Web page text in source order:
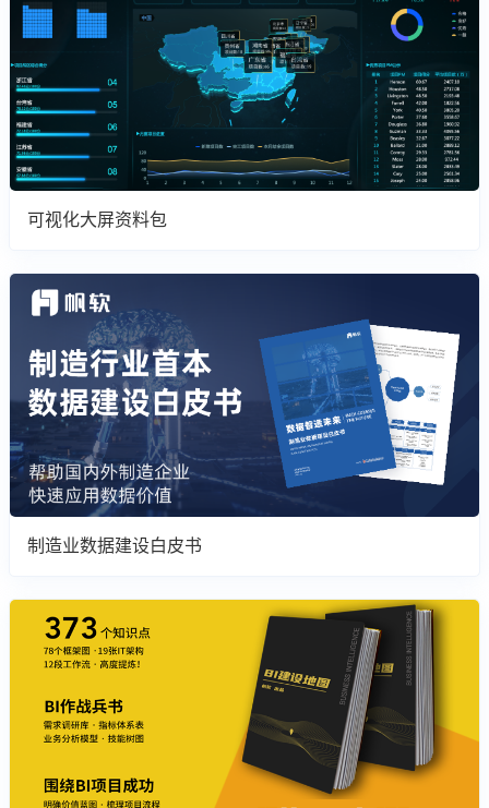
可视化大屏资料包
制造业数据建设白皮书